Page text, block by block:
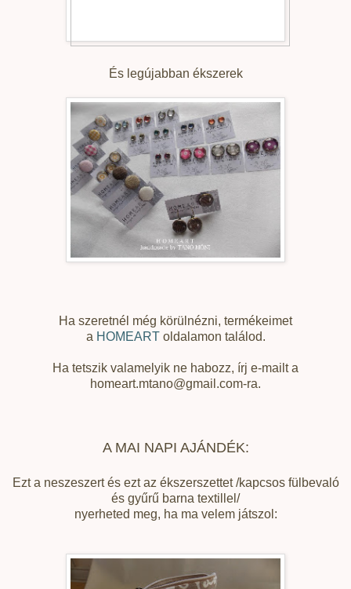
És legújabban ékszerek
Ha szeretnél még körülnézni, termékeimet
a HOMEARToldalamon találod.
Ha tetszik valamelyik ne habozz, írj e-mailt a
homeart.mtano@gmail.com-ra.
A MAI NAPI AJÁNDÉK:
Ezt a neszeszert és ezt az ékszerszettet /kapcsos fülbevaló
és gyűrű barna textillel/
nyerheted meg, ha ma velem játszol: